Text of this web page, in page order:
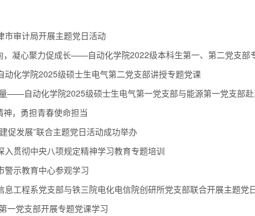
市审计局开展主题党日活动
，凝心聚力促成长——自动化学院2022级本科生第一、第二党支部
动化学院2025级硕士生电气第二党支部讲授专题党课
——自动化学院2025级硕士生电气第一党支部与能源第一党支部
，勇担青春使命担当
促发展”联合主题党日活动成功举办
入贯彻中央八项规定精神学习教育专题培训
警示教育中心参观学习
息工程系党支部与铁三院电化电信院创研所党支部联合开展主题党
一党支部开展专题党课学习